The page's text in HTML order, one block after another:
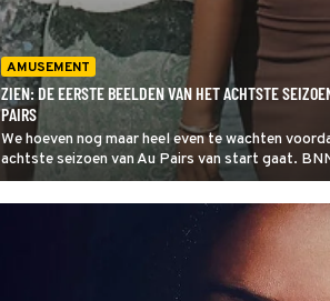
AMUSEMENT
ZIEN: DE EERSTE BEELDEN VAN HET ACHTSTE
PAIRS
We hoeven nog maar heel even te wachten
achtste seizoen van Au Pairs van start gaat.
heeft vandaag de eerste beelden van de nieuwe
gedeeld!